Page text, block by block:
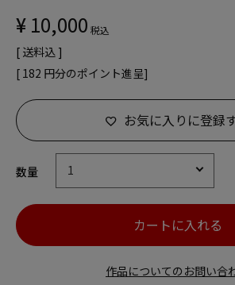
¥ 10,000 税込
送料込
[ 182 円分のポイント進呈]
お気に入りに登録
カートに入れる
作品についてのお問い合